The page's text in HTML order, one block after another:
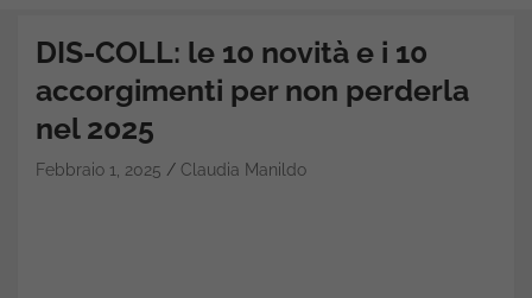
DIS-COLL: le 10 novità e i 10
accorgimenti per non perderla
nel 2025
Febbraio 1, 2025 Claudia Manildo